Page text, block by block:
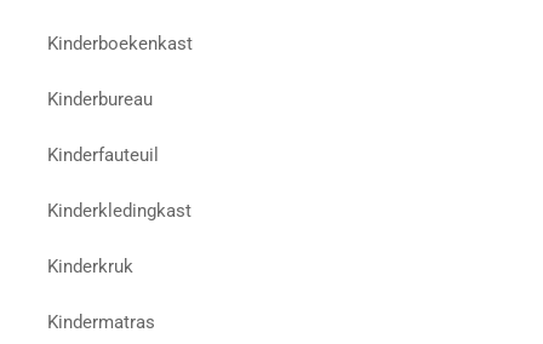
Kinderboekenkast
Kinderbureau
Kinderfauteuil
Kinderkledingkast
Kinderkruk
Kindermatras